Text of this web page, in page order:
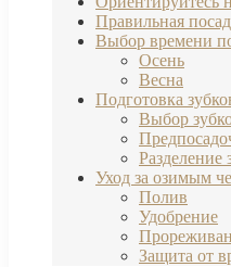
Правильная
Выбор времени
Осень
Весна
Подготовка
Выбор
Разделение
Уход за озимым
Полив
Удобрение
Защита от